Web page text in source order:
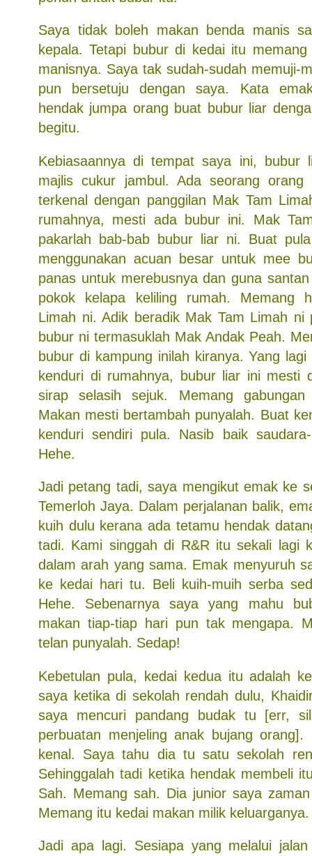
Saya tidak boleh makan benda manis
kepala. Tetapi bubur di kedai itu
manisnya. Saya tak sudah-sudah memuji-
pun bersetuju dengan saya. Kata
hendak jumpa orang buat bubur liar
begitu.
Kebiasaannya di tempat saya ini, bubur
majlis cukur jambul. Ada seorang
terkenal dengan panggilan Mak Tam
rumahnya, mesti ada bubur ini. Mak
pakarlah bab-bab bubur liar ni. Buat
menggunakan acuan besar untuk mee
panas untuk merebusnya dan guna
pokok kelapa keliling rumah. Memang
Limah ni. Adik beradik Mak Tam Limah ni
bubur ni termasuklah Mak Andak Peah.
bubur di kampung inilah kiranya. Yang lagi
kenduri di rumahnya, bubur liar ini mesti
sirap selasih sejuk. Memang gabungan
Makan mesti bertambah punyalah. Buat
kenduri sendiri pula. Nasib baik
Hehe.
Jadi petang tadi, saya mengikut emak ke
Temerloh Jaya. Dalam perjalanan balik,
kuih dulu kerana ada tetamu hendak
tadi. Kami singgah di R&R itu sekali lagi
dalam arah yang sama. Emak menyuruh
ke kedai hari tu. Beli kuih-muih serba
Hehe. Sebenarnya saya yang mahu
makan tiap-tiap hari pun tak mengapa.
telan punyalah. Sedap!
Kebetulan pula, kedai kedua itu adalah
saya ketika di sekolah rendah dulu,
saya mencuri pandang budak tu [err,
perbuatan menjeling anak bujang
kenal. Saya tahu dia tu satu sekolah
Sehinggalah tadi ketika hendak membeli
Sah. Memang sah. Dia junior saya
Memang itu kedai makan milik keluarganya.
Jadi apa lagi. Sesiapa yang melalui